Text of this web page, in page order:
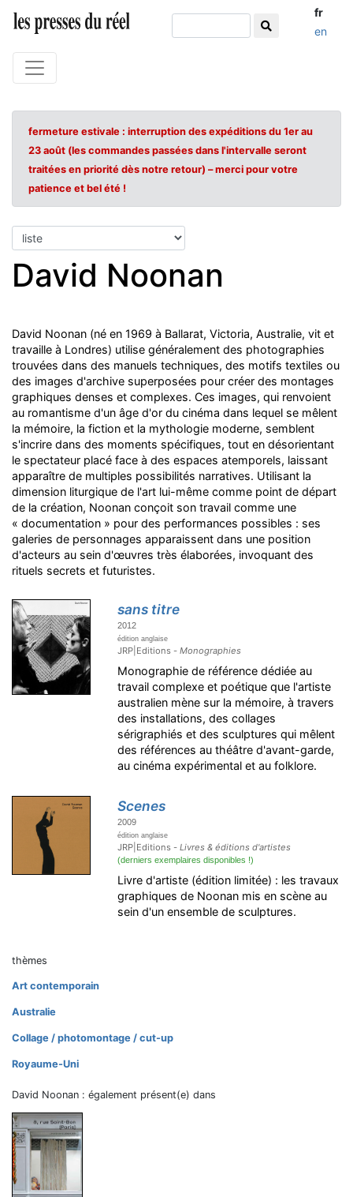
fr
en
fermeture estivale : interruption des expéditions du 1er au
23 août (les commandes passées dans l'intervalle seront
traitées en priorité dès notre retour) – merci pour votre
patience et bel été !
David Noonan
David Noonan (né en 1969 à Ballarat, Victoria, Australie, vit et
travaille à Londres) utilise généralement des photographies
trouvées dans des manuels techniques, des motifs textiles ou
des images d'archive superposées pour créer des montages
graphiques denses et complexes. Ces images, qui renvoient
au romantisme d'un âge d'or du cinéma dans lequel se mêlent
la mémoire, la fiction et la mythologie moderne, semblent
s'incrire dans des moments spécifiques, tout en désorientant
le spectateur placé face à des espaces atemporels, laissant
apparaître de multiples possibilités narratives. Utilisant la
dimension liturgique de l'art lui-même comme point de départ
de la création, Noonan conçoit son travail comme une
« documentation » pour des performances possibles : ses
galeries de personnages apparaissent dans une position
d'acteurs au sein d'œuvres très élaborées, invoquant des
rituels secrets et futuristes.
sans titre
2012
édition anglaise
JRP|Editions -Monographies
Monographie de référence dédiée au
travail complexe et poétique que l'artiste
australien mène sur la mémoire, à travers
des installations, des collages
sérigraphiés et des sculptures qui mêlent
des références au théâtre d'avant-garde,
au cinéma expérimental et au folklore.
Scenes
2009
édition anglaise
JRP|Editions -Livres & éditions d'artistes
(derniers exemplaires disponibles !)
Livre d'artiste (édition limitée) : les travaux
graphiques de Noonan mis en scène au
sein d'un ensemble de sculptures.
thèmes
Art contemporain
Australie
Collage / photomontage / cut-up
Royaume-Uni
David Noonan : également présent(e) dans